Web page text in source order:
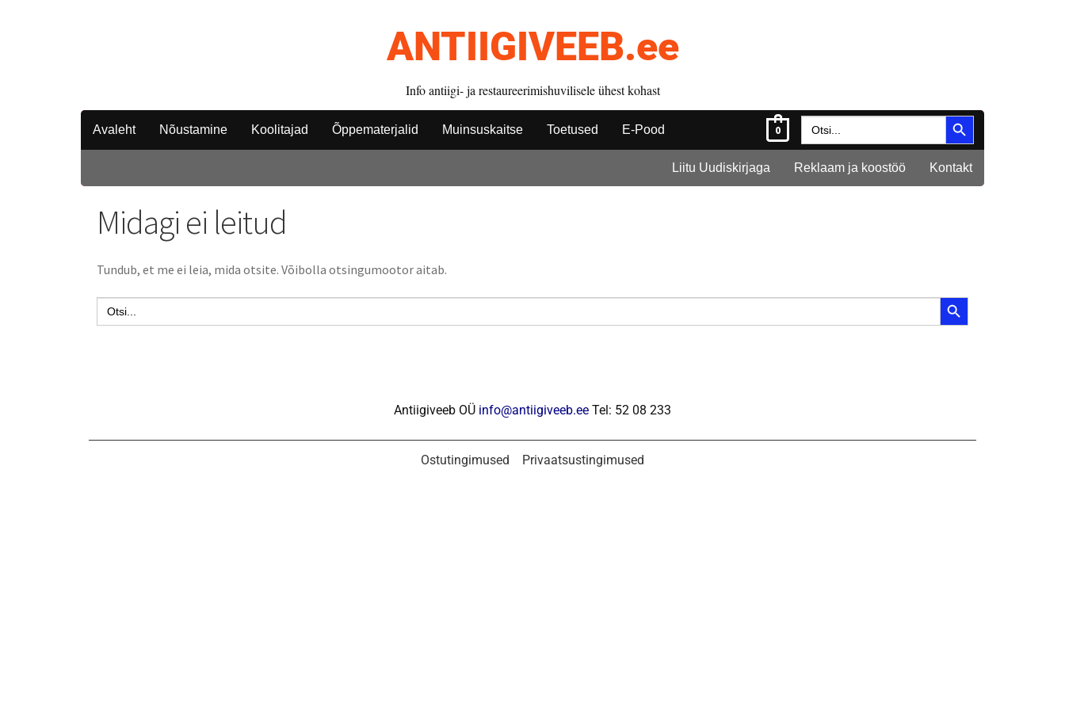
ANTIIGIVEEB.ee
Info antiigi- ja restaureerimishuvilisele ühest kohast
Avaleht Nõustamine Koolitajad Õppematerjalid Muinsuskaitse Toetused E-Pood 0
Search
for:
Search Button
Liitu Uudiskirjaga Reklaam ja koostöö Kontakt
Midagi ei leitud
Tundub, et me ei leia, mida otsite. Võibolla otsingumootor aitab.
Search
for:
Search Button
Antiigiveeb OÜ info@antiigiveeb.ee Tel: 52 08 233
Ostutingimused Privaatsustingimused